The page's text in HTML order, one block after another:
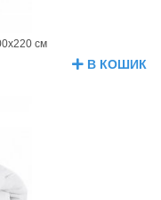
см
В КОШИК